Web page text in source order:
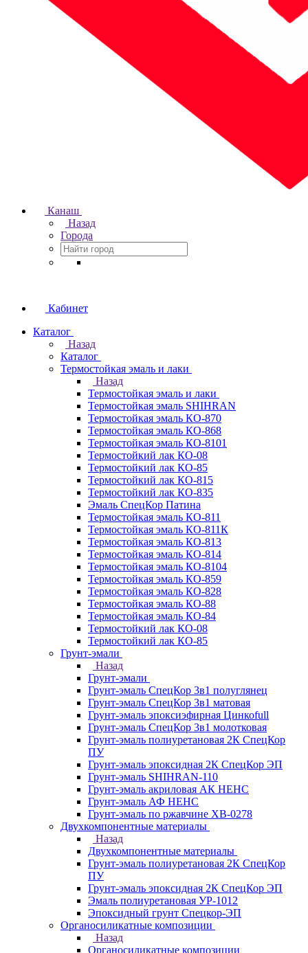
Канаш
Назад
Города
Кабинет
Каталог
Назад
Каталог
Термостойкая эмаль и лаки
Назад
Термостойкая эмаль и лаки
Термостойкая эмаль SHIHRAN
Термостойкая эмаль КО-870
Термостойкая эмаль КО-868
Термостойкая эмаль КО-8101
Термостойкий лак КО-08
Термостойкий лак КО-85
Термостойкий лак КО-815
Термостойкий лак КО-835
Эмаль СпецКор Патина
Термостойкая эмаль КО-811
Термостойкая эмаль КО-811К
Термостойкая эмаль КО-813
Термостойкая эмаль КО-814
Термостойкая эмаль КО-8104
Термостойкая эмаль КО-859
Термостойкая эмаль КО-828
Термостойкая эмаль КО-88
Термостойкая эмаль КО-84
Термостойкий лак КО-08
Термостойкий лак КО-85
Грунт-эмали
Назад
Грунт-эмали
Грунт-эмаль СпецКор 3в1 полуглянец
Грунт-эмаль СпецКор 3в1 матовая
Грунт-эмаль эпоксиэфирная Цинкоfull
Грунт-эмаль СпецКор 3в1 молотковая
Грунт-эмаль полиуретановая 2К СпецКор
ПУ
Грунт-эмаль эпоксидная 2К СпецКор ЭП
Грунт-эмаль SHIHRAN-110
Грунт-эмаль акриловая АК НЕНС
Грунт-эмаль АФ НЕНС
Грунт-эмаль по ржавчине ХВ-0278
Двухкомпонентные материалы
Назад
Двухкомпонентные материалы
Грунт-эмаль полиуретановая 2К СпецКор
ПУ
Грунт-эмаль эпоксидная 2К СпецКор ЭП
Эмаль полиуретановая УР-1012
Эпоксидный грунт Спецкор-ЭП
Органосиликатные композиции
Назад
Органосиликатные композиции